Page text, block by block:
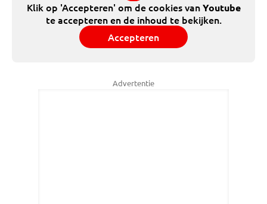
Klik op 'Accepteren' om de cookies vanYoutube
te accepteren en de inhoud te bekijken.
Accepteren
Advertentie